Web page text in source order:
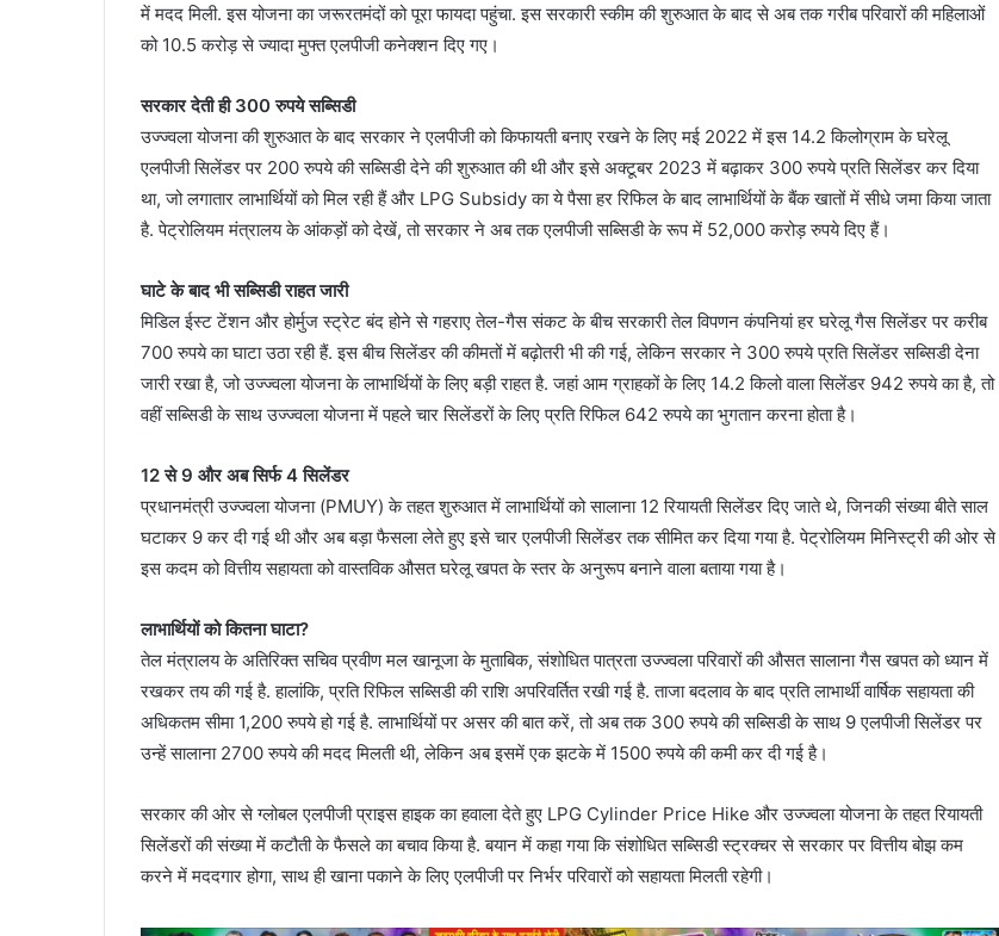
में मदद मिली. इस योजना का जरूरतमंदों को पूरा फायदा पहुंचा. इस सरकारी स्कीम की शुरुआत के बाद से अब तक गरीब परिवारों की महिलाओं
को 10.5 करोड़ से ज्यादा मुफ्त एलपीजी कनेक्शन दिए गए।
सरकार देती ही 300 रुपये सब्सिडी
उज्ज्वला योजना की शुरुआत के बाद सरकार ने एलपीजी को किफायती बनाए रखने के लिए मई 2022 में इस 14.2 किलोग्राम के घरेलू
एलपीजी सिलेंडर पर 200 रुपये की सब्सिडी देने की शुरुआत की थी और इसे अक्टूबर 2023 में बढ़ाकर 300 रुपये प्रति सिलेंडर कर दिया
था, जो लगातार लाभार्थियों को मिल रही हैं और LPG Subsidy का ये पैसा हर रिफिल के बाद लाभार्थियों के बैंक खातों में सीधे जमा किया जाता
है. पेट्रोलियम मंत्रालय के आंकड़ों को देखें, तो सरकार ने अब तक एलपीजी सब्सिडी के रूप में 52,000 करोड़ रुपये दिए हैं।
घाटे के बाद भी सब्सिडी राहत जारी
मिडिल ईस्ट टेंशन और होर्मुज स्ट्रेट बंद होने से गहराए तेल-गैस संकट के बीच सरकारी तेल विपणन कंपनियां हर घरेलू गैस सिलेंडर पर करीब
700 रुपये का घाटा उठा रही हैं. इस बीच सिलेंडर की कीमतों में बढ़ोतरी भी की गई, लेकिन सरकार ने 300 रुपये प्रति सिलेंडर सब्सिडी देना
जारी रखा है, जो उज्ज्वला योजना के लाभार्थियों के लिए बड़ी राहत है. जहां आम ग्राहकों के लिए 14.2 किलो वाला सिलेंडर 942 रुपये का है, तो
वहीं सब्सिडी के साथ उज्ज्वला योजना में पहले चार सिलेंडरों के लिए प्रति रिफिल 642 रुपये का भुगतान करना होता है।
12 से 9 और अब सिर्फ 4 सिलेंडर
प्रधानमंत्री उज्ज्वला योजना (PMUY) के तहत शुरुआत में लाभार्थियों को सालाना 12 रियायती सिलेंडर दिए जाते थे, जिनकी संख्या बीते साल
घटाकर 9 कर दी गई थी और अब बड़ा फैसला लेते हुए इसे चार एलपीजी सिलेंडर तक सीमित कर दिया गया है. पेट्रोलियम मिनिस्ट्री की ओर से
इस कदम को वित्तीय सहायता को वास्तविक औसत घरेलू खपत के स्तर के अनुरूप बनाने वाला बताया गया है।
लाभार्थियों को कितना घाटा?
तेल मंत्रालय के अतिरिक्त सचिव प्रवीण मल खानूजा के मुताबिक, संशोधित पात्रता उज्ज्वला परिवारों की औसत सालाना गैस खपत को ध्यान में
रखकर तय की गई है. हालांकि, प्रति रिफिल सब्सिडी की राशि अपरिवर्तित रखी गई है. ताजा बदलाव के बाद प्रति लाभार्थी वार्षिक सहायता की
अधिकतम सीमा 1,200 रुपये हो गई है. लाभार्थियों पर असर की बात करें, तो अब तक 300 रुपये की सब्सिडी के साथ 9 एलपीजी सिलेंडर पर
उन्हें सालाना 2700 रुपये की मदद मिलती थी, लेकिन अब इसमें एक झटके में 1500 रुपये की कमी कर दी गई है।
सरकार की ओर से ग्लोबल एलपीजी प्राइस हाइक का हवाला देते हुए LPG Cylinder Price Hike और उज्ज्वला योजना के तहत रियायती
सिलेंडरों की संख्या में कटौती के फैसले का बचाव किया है. बयान में कहा गया कि संशोधित सब्सिडी स्ट्रक्चर से सरकार पर वित्तीय बोझ कम
करने में मददगार होगा, साथ ही खाना पकाने के लिए एलपीजी पर निर्भर परिवारों को सहायता मिलती रहेगी।